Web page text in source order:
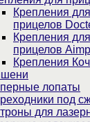
Крепления
прицелов
Крепления
прицелов
Крепления
лопаты
под
для